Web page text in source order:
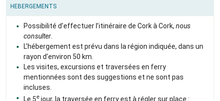
HEBERGEMENTS
Possibilité d’effectuer l’itinéraire de Cork à Cork, nous
consulter
L’hébergement est prévu dans la région indiquée, dans un
rayon d’environ 50 km.
Les visites, excursions et traversées en ferry
mentionnées sont des suggestions et ne sont pas
incluses.
Le 5e jour, la traversée en ferry est à régler sur place :